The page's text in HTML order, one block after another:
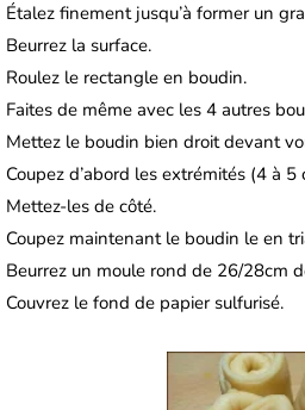
Étalez finement jusqu’à former un
Beurrez la surface.
Roulez le rectangle en boudin.
Faites de même avec les 4 autres
Mettez le boudin bien droit devant
Coupez d’abord les extrémités (4 à 5
Mettez-les de côté.
Coupez maintenant le boudin le en
Beurrez un moule rond de 26/28cm
Couvrez le fond de papier sulfurisé.